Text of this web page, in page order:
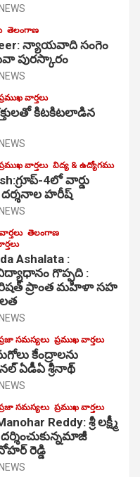
తెలంగాణ
న్యాయవాది సంగెం
పురస్కారం
వార్తలు
కిటకిటలాడిన
వార్తలు విద్య & ఉద్యోగము
4లో వార్డు
హరీష్
తెలంగాణ
Ashalata :
గొప్పది :
ప్రాంత మహిళా సహ
సమస్యలు ప్రముఖ వార్తలు
కేంద్రాల‌ను
ఏడీఏ శ్రీనాథ్
సమస్యలు ప్రముఖ వార్తలు
Reddy: శ్రీ లక్ష్మీ
రెడ్డి